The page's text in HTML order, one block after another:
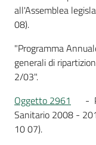
all'Assemblea
08).
"Programma
generali di
2/03".
Oggetto 2961
-
Sanitario 2008 -
10 07).